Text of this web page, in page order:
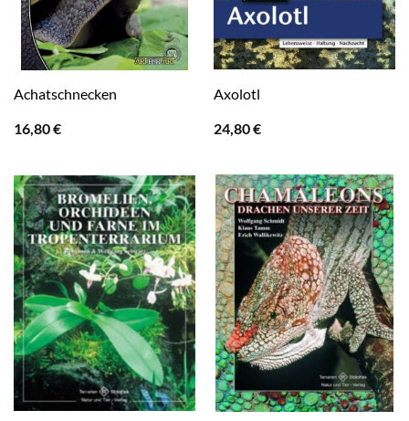
Achatschnecken
16,80€
Axolotl
24,80€